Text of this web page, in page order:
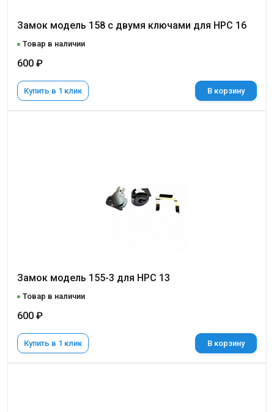
Замок модель 158 с двумя ключами для НРС 16
Товар в наличии
600 ₽
Купить в 1 клик В корзину
Замок модель 155-3 для НРС 13
Товар в наличии
600 ₽
Купить в 1 клик В корзину